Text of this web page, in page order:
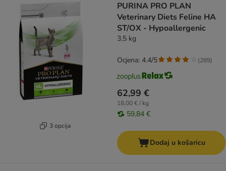
3 opcija
PURINA PRO PLAN
Veterinary Diets Feline HA
ST/OX - Hypoallergenic
3,5 kg
62,99 €
18,00 € / kg
59,84 €
Ocjena: 4.4/5 (289)
Dodaj u košaricu